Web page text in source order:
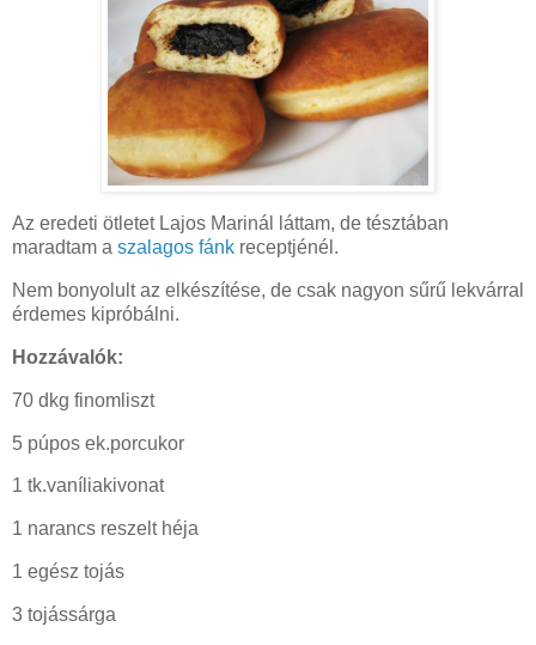
Az eredeti ötletet Lajos Marinál láttam, de tésztában
maradtam a szalagos fánk receptjénél.
Nem bonyolult az elkészítése, de csak nagyon sűrű lekvárral
érdemes kipróbálni.
Hozzávalók:
70 dkg finomliszt
5 púpos ek.porcukor
1 tk.vaníliakivonat
1 narancs reszelt héja
1 egész tojás
3 tojássárga